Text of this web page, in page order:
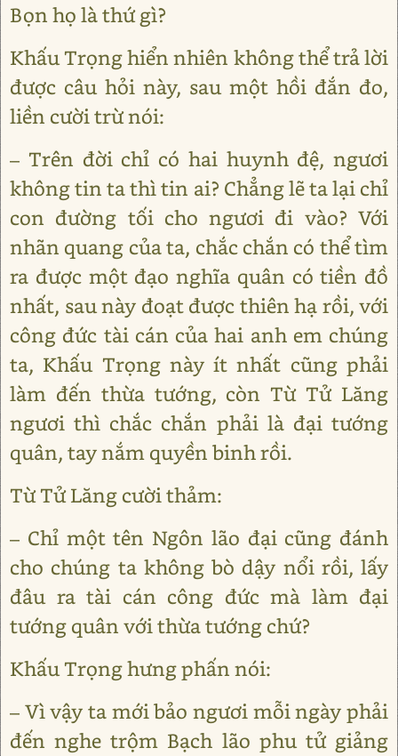
Bọn họ là thứ gì?
Khấu Trọng hiển nhiên không thể trả lời
được câu hỏi này, sau một hồi đắn đo,
liền cười trừ nói:
– Trên đời chỉ có hai huynh đệ, ngươi
không tin ta thì tin ai? Chẳng lẽ ta lại chỉ
con đường tối cho ngươi đi vào? Với
nhãn quang của ta, chắc chắn có thể tìm
ra được một đạo nghĩa quân có tiền đồ
nhất, sau này đoạt được thiên hạ rồi, với
công đức tài cán của hai anh em chúng
ta, Khấu Trọng này ít nhất cũng phải
làm đến thừa tướng, còn Từ Tử Lăng
ngươi thì chắc chắn phải là đại tướng
quân, tay nắm quyền binh rồi.
Từ Tử Lăng cười thảm:
– Chỉ một tên Ngôn lão đại cũng đánh
cho chúng ta không bò dậy nổi rồi, lấy
đâu ra tài cán công đức mà làm đại
tướng quân với thừa tướng chứ?
Khấu Trọng hưng phấn nói:
– Vì vậy ta mới bảo ngươi mỗi ngày phải
đến nghe trộm Bạch lão phu tử giảng